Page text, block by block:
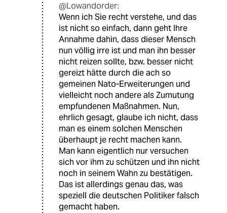
@Lowandorder:
Wenn ich Sie recht verstehe, und das
ist nicht so einfach, dann geht Ihre
Annahme dahin, dass dieser Mensch
nun völlig irre ist und man ihn besser
nicht reizen sollte, bzw. besser nicht
gereizt hätte durch die ach so
gemeinen Nato-Erweiterungen und
vielleicht noch andere als Zumutung
empfundenen Maßnahmen. Nun,
ehrlich gesagt, glaube ich nicht, dass
man es einem solchen Menschen
überhaupt je recht machen kann.
Man kann eigentlich nur versuchen
sich vor ihm zu schützen und ihn nicht
noch in seinem Wahn zu bestätigen.
Das ist allerdings genau das, was
speziell die deutschen Politiker falsch
gemacht haben.